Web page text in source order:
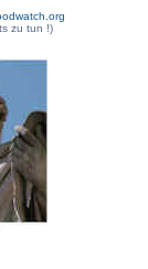
zu tun !)